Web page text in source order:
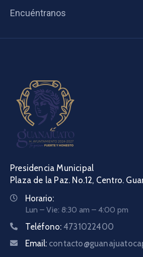
Encuéntranos
Presidencia
Plaza de la Paz. No.12, Centro.
Horario:
Lun – Vie: 8:30 am – 4:00 pm
Teléfono: 4731022400
Email: